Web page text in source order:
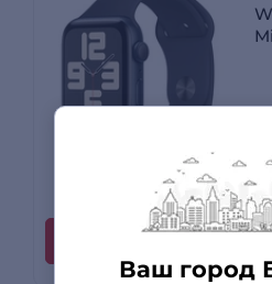
Ваш город
3 отзыва